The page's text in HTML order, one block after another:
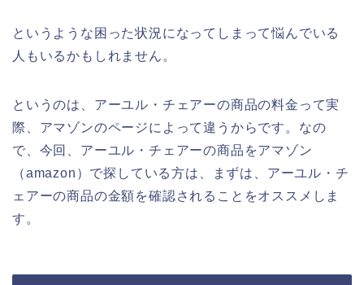
というような困った状況になってしまって悩んでいる
人もいるかもしれません。
というのは、アーユル・チェアーの商品の料金って実
際、アマゾンのページによって違うからです。なの
で、今回、アーユル・チェアーの商品をアマゾン
（amazon）で探している方は、まずは、アーユル・チ
ェアーの商品の金額を確認されることをオススメしま
す。